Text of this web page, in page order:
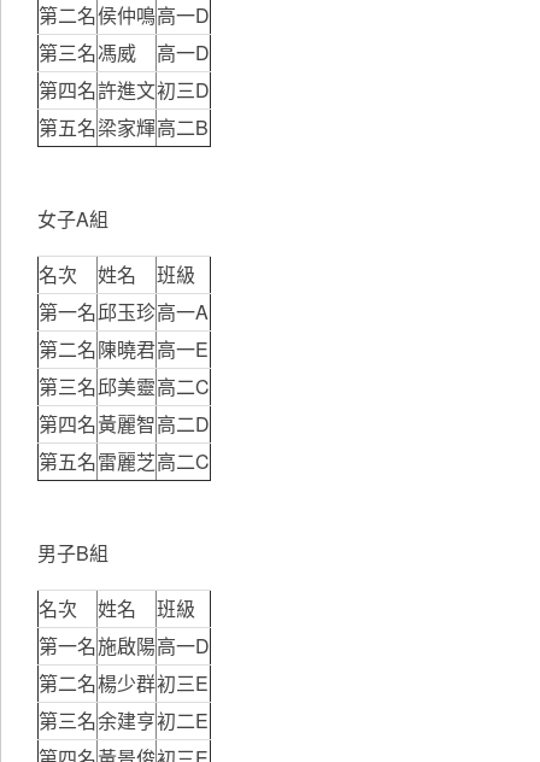
第二名侯仲鳴高一D
第三名馮威
高一D
第四名許進文初三D
第五名梁家輝高二B
女子A組
名次
姓名
班級
第一名邱玉珍高一A
第二名陳曉君高一E
第三名邱美靈高二C
第四名黃麗智高二D
第五名雷麗芝高二C
男子B組
名次
姓名
班級
第一名施啟陽高一D
第二名楊少群初三E
第三名余建亨初二E